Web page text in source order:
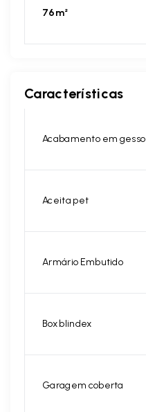
76m²
Características
Acabamento em gesso
Aceita pet
Armário Embutido
Box blindex
Garagem coberta